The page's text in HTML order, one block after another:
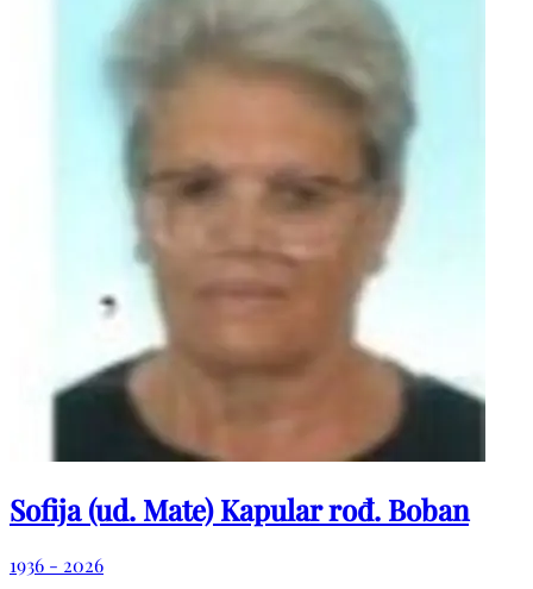
Sofija (ud. Mate) Kapular rođ. Boban
1936 - 2026